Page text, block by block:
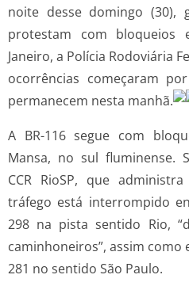
noite desse domingo (30),
protestam com bloqueios
Janeiro, a Polícia Rodoviária
ocorrências começaram
permanecem nesta manhã.
A BR-116 segue com
Mansa, no sul fluminense.
CCR RioSP, que
tráfego está interrompido
298 na pista sentido Rio,
caminhoneiros”, assim
281 no sentido São Paulo.